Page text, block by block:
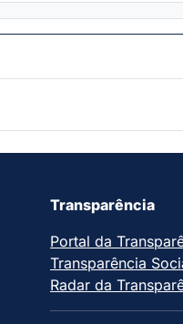
Transparência
Portal da
Transparência
Radar da